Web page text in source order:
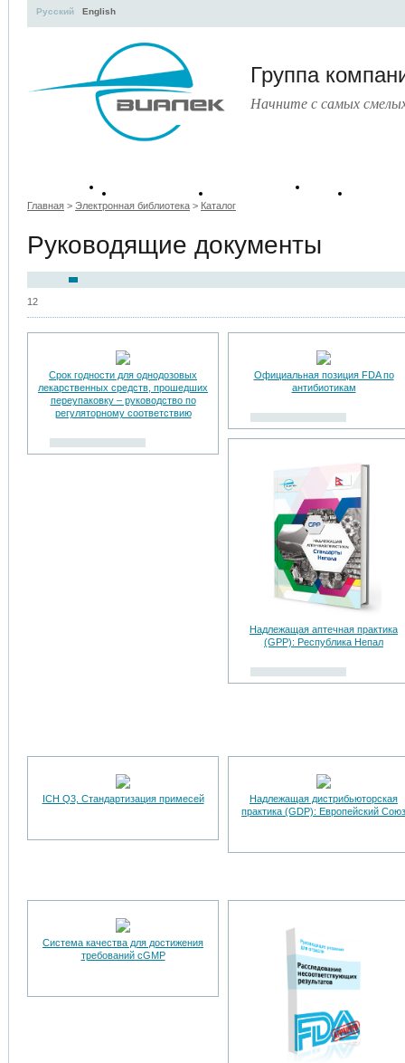
Группа
Начните с самых
Русский English
Главная > Электронная библиотека > Каталог
Руководящие документы
12
Срок годности для однодозовых
лекарственных средств, прошедших
переупаковку – руководство по
регуляторному соответствию
Официальная позиция FDA по
антибиотикам
Надлежащая аптечная практика
(GPP): Республика Непал
ICH Q3, Стандартизация примесей
Надлежащая дистрибьюторская
практика (GDP): Европейский Союз
Система качества для достижения
требований cGMP